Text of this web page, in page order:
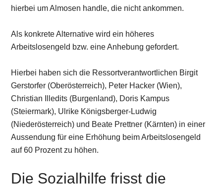
hierbei um Almosen handle, die nicht ankommen.
Als konkrete Alternative wird ein höheres
Arbeitslosengeld bzw. eine Anhebung gefordert.
Hierbei haben sich die Ressortverantwortlichen Birgit
Gerstorfer (Oberösterreich), Peter Hacker (Wien),
Christian Illedits (Burgenland), Doris Kampus
(Steiermark), Ulrike Königsberger-Ludwig
(Niederösterreich) und Beate Prettner (Kärnten) in einer
Aussendung für eine Erhöhung beim Arbeitslosengeld
auf 60 Prozent zu höhen.
Die Sozialhilfe frisst die